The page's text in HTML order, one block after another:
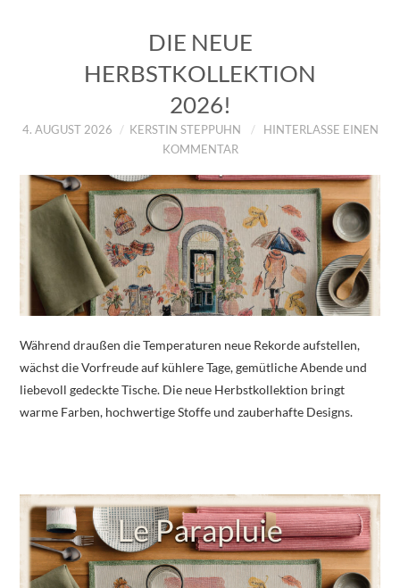
DIE NEUE
HERBSTKOLLEKTION
2026!
4. AUGUST 2026 KERSTIN STEPPUHN
HINTERLASSE EINEN
KOMMENTAR
Während draußen die Temperaturen neue Rekorde aufstellen,
wächst die Vorfreude auf kühlere Tage, gemütliche Abende und
liebevoll gedeckte Tische. Die neue Herbstkollektion bringt
warme Farben, hochwertige Stoffe und zauberhafte Designs.